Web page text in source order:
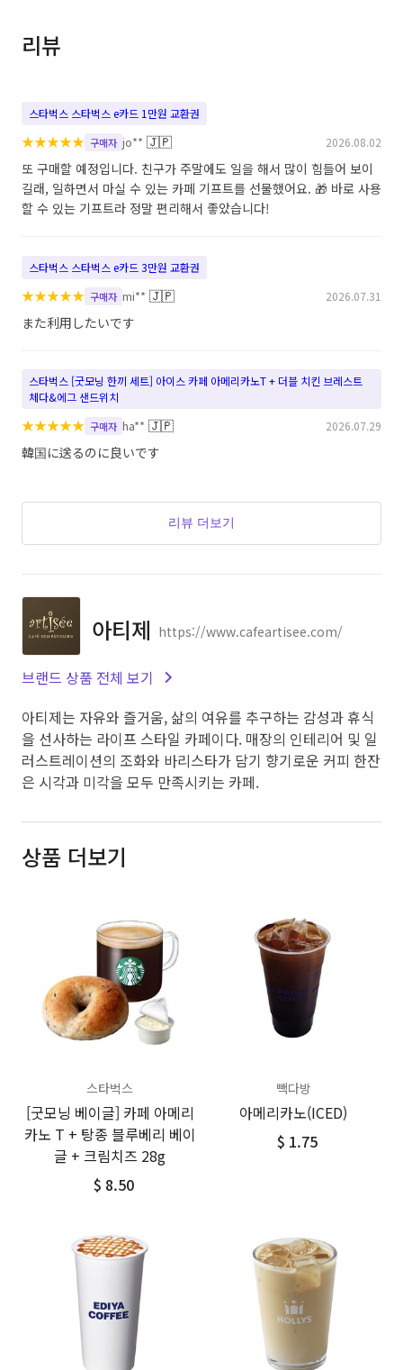
리뷰
스타벅스 스타벅스 e카드 1만원 교환권
★★★★★ 구매자 jo** 🇯🇵 2026.08.02
또 구매할 예정입니다. 친구가 주말에도 일을 해서 많이 힘들어 보이
길래, 일하면서 마실 수 있는 카페 기프트를 선물했어요. 🎁 바로 사용
할 수 있는 기프트라 정말 편리해서 좋았습니다!
스타벅스 스타벅스 e카드 3만원 교환권
★★★★★ 구매자 mi** 🇯🇵 2026.07.31
また利用したいです
스타벅스 [굿모닝 한끼 세트] 아이스 카페 아메리카노T + 더블 치킨 브레스트
체다&에그 샌드위치
★★★★★ 구매자 ha** 🇯🇵 2026.07.29
韓国に送るのに良いです
리뷰 더보기
아티제 https://www.cafeartisee.com/
브랜드 상품 전체 보기
아티제는 자유와 즐거움, 삶의 여유를 추구하는 감성과 휴식
을 선사하는 라이프 스타일 카페이다. 매장의 인테리어 및 일
러스트레이션의 조화와 바리스타가 담기 향기로운 커피 한잔
은 시각과 미각을 모두 만족시키는 카페.
상품 더보기
스타벅스
[굿모닝 베이글] 카페 아메리
카노 T + 탕종 블루베리 베이
글 + 크림치즈 28g
$ 8.50
빽다방
아메리카노(ICED)
$ 1.75